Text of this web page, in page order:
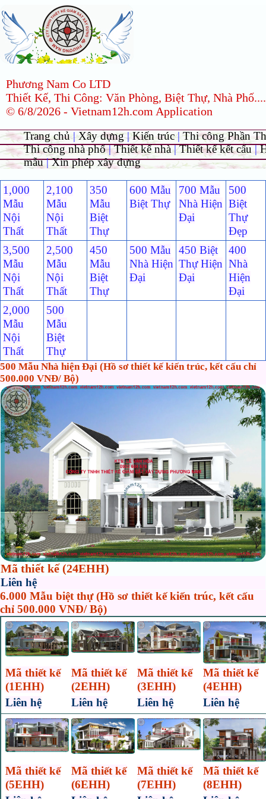
Phương Nam Co LTD
Thiết Kế, Thi Công: Văn Phòng, Biệt Thự, Nhà Phố....
© 6/8/2026 - Vietnam12h.com Application
Trang chủ|Xây dựng|Kiến trúc|Thi công Phần
Thi công nhà phố|Thiết kế nhà|Thiết kế kết cấu|
mẫu|Xin phép xây dựng
1,000
Mẫu
Nội
Thất
2,100
Mẫu
Nội
Thất
350
Mẫu
Biệt
Thự
600 Mẫu
Biệt Thự
700 Mẫu
Nhà Hiện
Đại
500
Biệt
Thự
Đẹp
3,500
Mẫu
Nội
Thất
2,500
Mẫu
Nội
Thất
450
Mẫu
Biệt
Thự
500 Mẫu
Nhà Hiện
Đại
450 Biệt
Thự Hiện
Đại
400
Nhà
Hiện
Đại
2,000
Mẫu
Nội
Thất
500
Mẫu
Biệt
Thự
500 Mẫu Nhà hiện Đại (Hồ sơ thiết kế kiến trúc, kết cấu chỉ
500.000 VNĐ/ Bộ)
Mã thiết kế (24EHH)
Liên hệ
6.000 Mẫu biệt thự (Hồ sơ thiết kế kiến trúc, kết cấu
chỉ 500.000 VNĐ/ Bộ)
Mã thiết kế
(1EHH)
Mã thiết kế
(2EHH)
Mã thiết kế
(3EHH)
Mã thiết kế
(4EHH)
Liên hệ
Liên hệ Liên hệ Liên hệ
Mã thiết kế
(5EHH)
Mã thiết kế
(6EHH)
Mã thiết kế
(7EHH)
Mã thiết kế
(8EHH)